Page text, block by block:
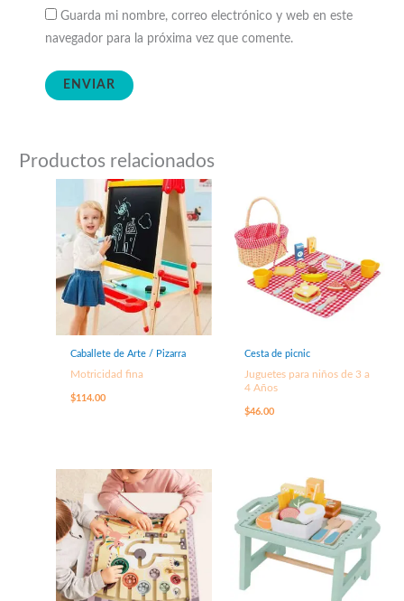
Guarda mi nombre, correo electrónico y web en este
navegador para la próxima vez que comente.
Productos relacionados
Caballete de Arte / Pizarra
Motricidad fina
$114.00
Cesta de picnic
Juguetes para niños de 3 a
4 Años
$46.00